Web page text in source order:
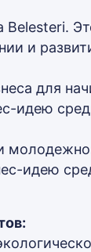
Belesteri.
и
для
идею
идею